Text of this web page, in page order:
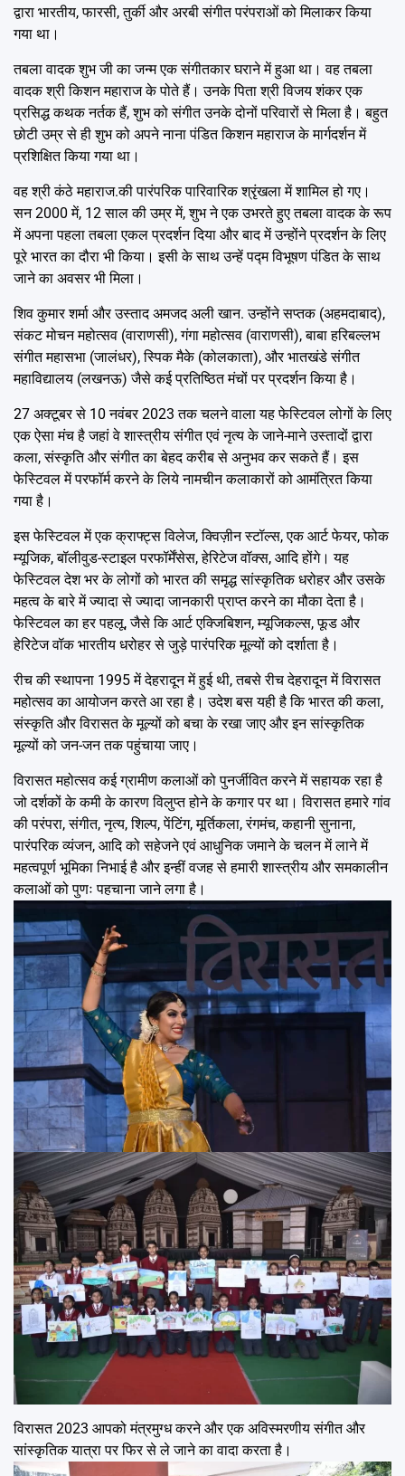
द्वारा भारतीय, फारसी, तुर्की और अरबी संगीत परंपराओं को मिलाकर किया
गया था।
तबला वादक शुभ जी का जन्म एक संगीतकार घराने में हुआ था। वह तबला
वादक श्री किशन महाराज के पोते हैं। उनके पिता श्री विजय शंकर एक
प्रसिद्ध कथक नर्तक हैं, शुभ को संगीत उनके दोनों परिवारों से मिला है। बहुत
छोटी उम्र से ही शुभ को अपने नाना पंडित किशन महाराज के मार्गदर्शन में
प्रशिक्षित किया गया था।
वह श्री कंठे महाराज.की पारंपरिक पारिवारिक श्रृंखला में शामिल हो गए।
सन 2000 में, 12 साल की उम्र में, शुभ ने एक उभरते हुए तबला वादक के रूप
में अपना पहला तबला एकल प्रदर्शन दिया और बाद में उन्होंने प्रदर्शन के लिए
पूरे भारत का दौरा भी किया। इसी के साथ उन्हें पद्म विभूषण पंडित के साथ
जाने का अवसर भी मिला।
शिव कुमार शर्मा और उस्ताद अमजद अली खान. उन्होंने सप्तक (अहमदाबाद),
संकट मोचन महोत्सव (वाराणसी), गंगा महोत्सव (वाराणसी), बाबा हरिबल्लभ
संगीत महासभा (जालंधर), स्पिक मैके (कोलकाता), और भातखंडे संगीत
महाविद्यालय (लखनऊ) जैसे कई प्रतिष्ठित मंचों पर प्रदर्शन किया है।
27 अक्टूबर से 10 नवंबर 2023 तक चलने वाला यह फेस्टिवल लोगों के लिए
एक ऐसा मंच है जहां वे शास्त्रीय संगीत एवं नृत्य के जाने-माने उस्तादों द्वारा
कला, संस्कृति और संगीत का बेहद करीब से अनुभव कर सकते हैं। इस
फेस्टिवल में परफॉर्म करने के लिये नामचीन कलाकारों को आमंत्रित किया
गया है।
इस फेस्टिवल में एक क्राफ्ट्स विलेज, क्विज़ीन स्टॉल्स, एक आर्ट फेयर, फोक
म्यूजिक, बॉलीवुड-स्टाइल परफॉर्मेंसेस, हेरिटेज वॉक्स, आदि होंगे। यह
फेस्टिवल देश भर के लोगों को भारत की समृद्ध सांस्कृतिक धरोहर और उसके
महत्व के बारे में ज्यादा से ज्यादा जानकारी प्राप्त करने का मौका देता है।
फेस्टिवल का हर पहलू, जैसे कि आर्ट एक्जिबिशन, म्यूजिकल्स, फूड और
हेरिटेज वॉक भारतीय धरोहर से जुड़े पारंपरिक मूल्यों को दर्शाता है।
रीच की स्थापना 1995 में देहरादून में हुई थी, तबसे रीच देहरादून में विरासत
महोत्सव का आयोजन करते आ रहा है। उदेश बस यही है कि भारत की कला,
संस्कृति और विरासत के मूल्यों को बचा के रखा जाए और इन सांस्कृतिक
मूल्यों को जन-जन तक पहुंचाया जाए।
विरासत महोत्सव कई ग्रामीण कलाओं को पुनर्जीवित करने में सहायक रहा है
जो दर्शकों के कमी के कारण विलुप्त होने के कगार पर था। विरासत हमारे गांव
की परंपरा, संगीत, नृत्य, शिल्प, पेंटिंग, मूर्तिकला, रंगमंच, कहानी सुनाना,
पारंपरिक व्यंजन, आदि को सहेजने एवं आधुनिक जमाने के चलन में लाने में
महत्वपूर्ण भूमिका निभाई है और इन्हीं वजह से हमारी शास्त्रीय और समकालीन
कलाओं को पुणः पहचाना जाने लगा है।
विरासत 2023 आपको मंत्रमुग्ध करने और एक अविस्मरणीय संगीत और
सांस्कृतिक यात्रा पर फिर से ले जाने का वादा करता है।